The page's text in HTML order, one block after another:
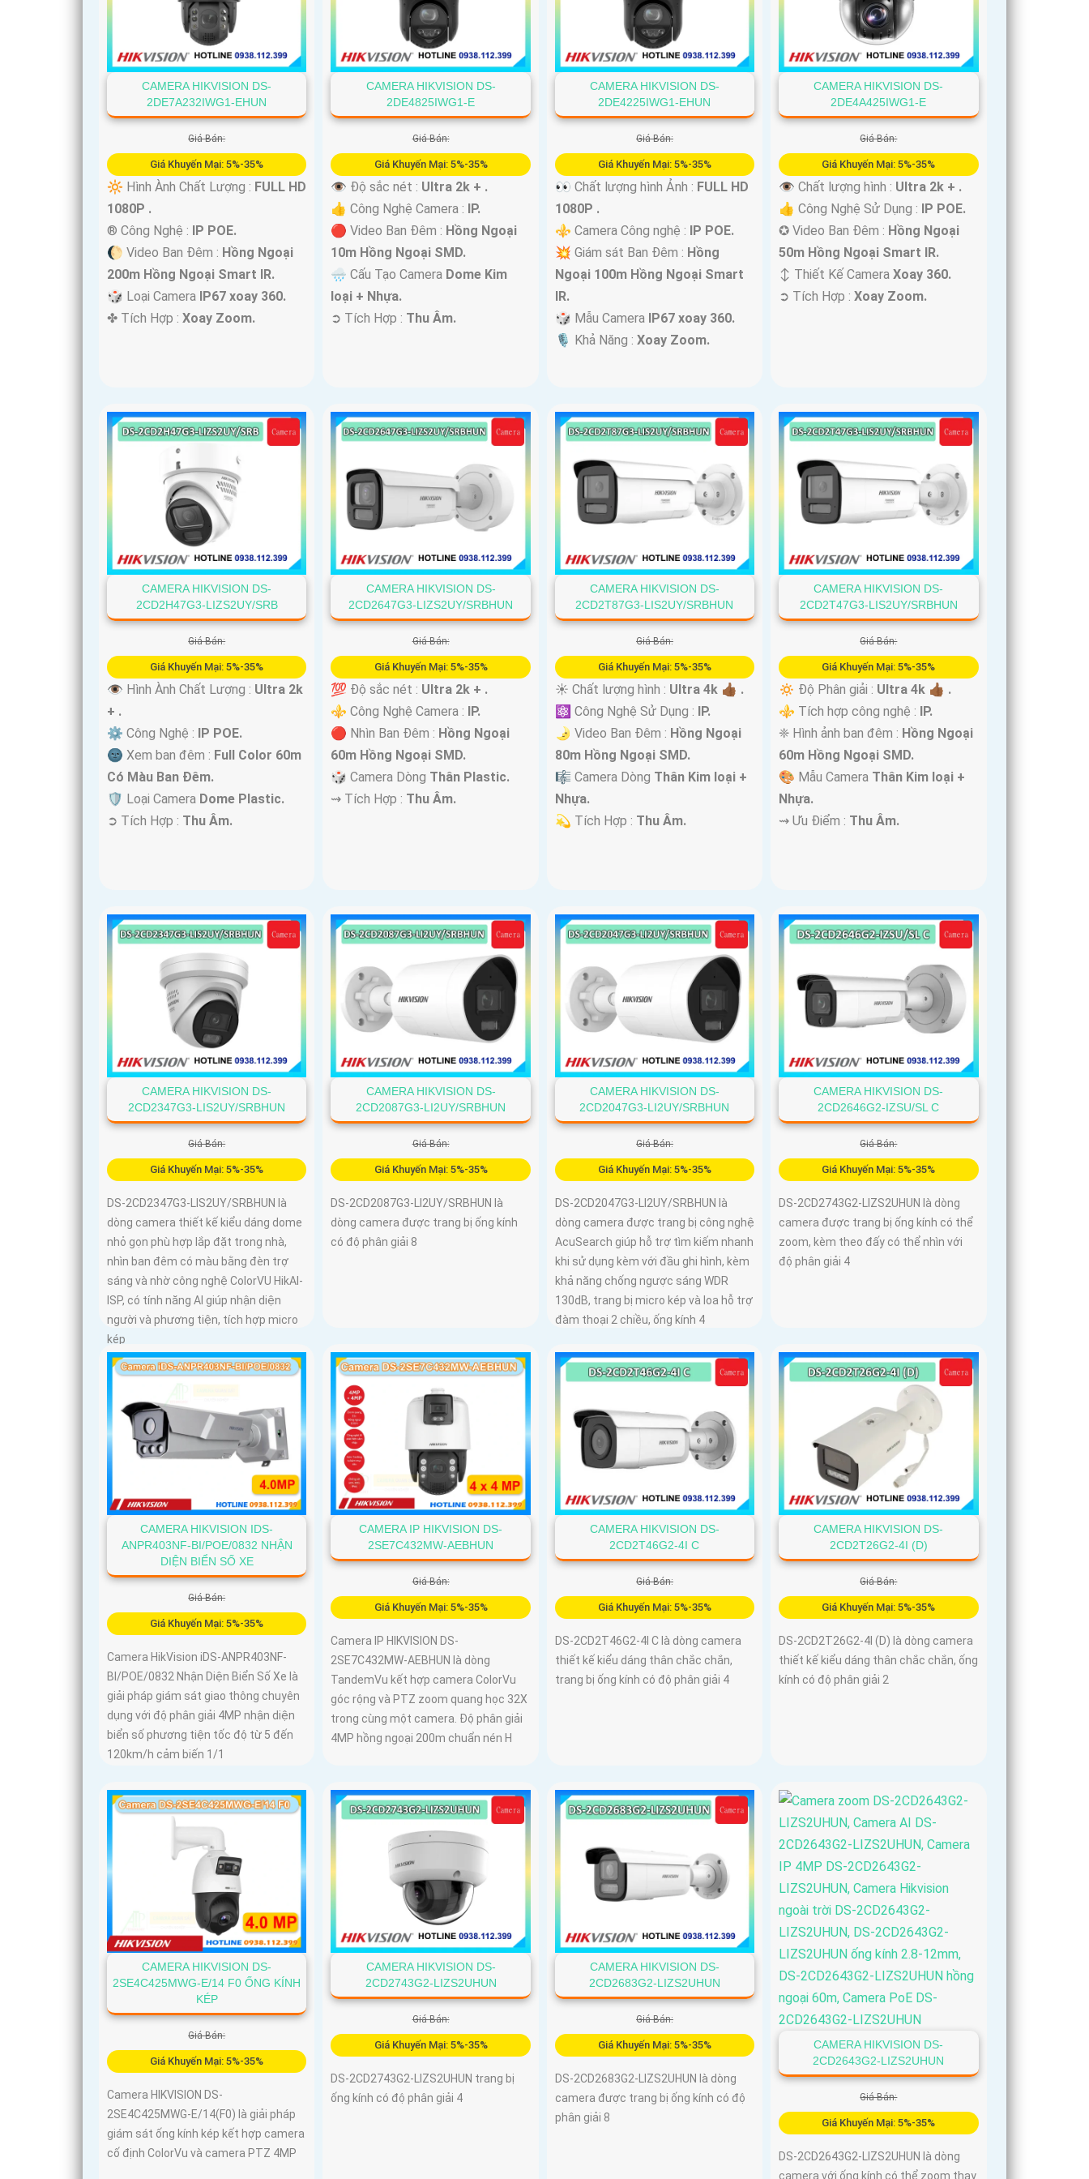
CAMERA HIKVISION DS-
2DE7A232IWG1-EHUN
Giá Bán:
Giá Khuyến Mại: 5%-35%
🔆 Hình Ành Chất Lượng : FULL HD
1080P .
®️ Công Nghệ : IP POE.
🌔 Video Ban Đêm : Hồng Ngoại
200m Hồng Ngoại Smart IR.
🎲 Loại Camera IP67 xoay 360.
️✤ Tích Hợp : Xoay Zoom.
CAMERA HIKVISION DS-
2DE4825IWG1-E
Giá Bán:
Giá Khuyến Mại: 5%-35%
👁 Độ sắc nét : Ultra 2k + .
👍 Công Nghệ Camera : IP.
🔴 Video Ban Đêm : Hồng Ngoại
10m Hồng Ngoại SMD.
🌧️ Cấu Tạo Camera Dome Kim
loại + Nhựa.
️➲ Tích Hợp : Thu Âm.
CAMERA HIKVISION DS-
2DE4225IWG1-EHUN
Giá Bán:
Giá Khuyến Mại: 5%-35%
👀 Chất lượng hình Ảnh : FULL HD
1080P .
⚜️ Camera Công nghệ : IP POE.
💥 Giám sát Ban Đêm : Hồng
Ngoại 100m Hồng Ngoại Smart
IR.
🎲 Mẫu Camera IP67 xoay 360.
️🎙 Khả Năng : Xoay Zoom.
CAMERA HIKVISION DS-
2DE4A425IWG1-E
Giá Bán:
Giá Khuyến Mại: 5%-35%
👁 Chất lượng hình : Ultra 2k + .
👍 Công Nghệ Sử Dụng : IP POE.
✪ Video Ban Đêm : Hồng Ngoại
50m Hồng Ngoại Smart IR.
↕️ Thiết Kế CameraXoay 360.
️➲ Tích Hợp :Xoay Zoom.
CAMERA HIKVISION DS-
2CD2H47G3-LIZS2UY/SRB
Giá Bán:
Giá Khuyến Mại: 5%-35%
👁 Hình Ành Chất Lượng : Ultra 2k
+ .
⚙ Công Nghệ : IP POE.
🌚 Xem ban đêm : Full Color 60m
Có Màu Ban Ðêm.
🛡 Loại Camera Dome Plastic.
️➲ Tích Hợp : Thu Âm.
CAMERA HIKVISION DS-
2CD2647G3-LIZS2UY/SRBHUN
Giá Bán:
Giá Khuyến Mại: 5%-35%
💯 Độ sắc nét : Ultra 2k + .
⚜️ Công Nghệ Camera : IP.
🔴 Nhìn Ban Đêm : Hồng Ngoại
60m Hồng Ngoại SMD.
🎲 Camera Dòng Thân Plastic.
️⇝ Tích Hợp : Thu Âm.
CAMERA HIKVISION DS-
2CD2T87G3-LIS2UY/SRBHUN
Giá Bán:
Giá Khuyến Mại: 5%-35%
☀️ Chất lượng hình : Ultra 4k 👍🏾 .
⚛️ Công Nghệ Sử Dụng : IP.
🌛 Video Ban Đêm : Hồng Ngoại
80m Hồng Ngoại SMD.
🎼️ Camera Dòng Thân Kim loại +
Nhựa.
️💫 Tích Hợp : Thu Âm.
CAMERA HIKVISION DS-
2CD2T47G3-LIS2UY/SRBHUN
Giá Bán:
Giá Khuyến Mại: 5%-35%
🔅 Độ Phân giải : Ultra 4k 👍🏾 .
⚜️ Tích hợp công nghệ : IP.
❈ Hình ảnh ban đêm : Hồng Ngoại
60m Hồng Ngoại SMD.
🎨 Mẫu Camera Thân Kim loại +
Nhựa.
️⇝ Ưu Điểm : Thu Âm.
CAMERA HIKVISION DS-
2CD2347G3-LIS2UY/SRBHUN
Giá Bán:
Giá Khuyến Mại: 5%-35%
DS-2CD2347G3-LIS2UY/SRBHUN là
dòng camera thiết kế kiểu dáng dome
nhỏ gọn phù hợp lắp đặt trong nhà,
nhìn ban đêm có màu bằng đèn trợ
sáng và nhờ công nghệ ColorVU HikAI-
ISP, có tính năng AI giúp nhận diện
người và phương tiện, tích hợp micro
kép
CAMERA HIKVISION DS-
2CD2087G3-LI2UY/SRBHUN
Giá Bán:
Giá Khuyến Mại: 5%-35%
DS-2CD2087G3-LI2UY/SRBHUN là
dòng camera được trang bị ống kính
có độ phân giải 8
CAMERA HIKVISION DS-
2CD2047G3-LI2UY/SRBHUN
Giá Bán:
Giá Khuyến Mại: 5%-35%
DS-2CD2047G3-LI2UY/SRBHUN là
dòng camera được trang bị công nghệ
AcuSearch giúp hỗ trợ tìm kiếm nhanh
khi sử dụng kèm với đầu ghi hình, kèm
khả năng chống ngược sáng WDR
130dB, trang bị micro kép và loa hỗ trợ
đàm thoại 2 chiều, ống kính 4
CAMERA HIKVISION DS-
2CD2646G2-IZSU/SL C
Giá Bán:
Giá Khuyến Mại: 5%-35%
DS-2CD2743G2-LIZS2UHUN là dòng
camera được trang bị ống kính có thể
zoom, kèm theo đấy có thể nhìn với
độ phân giải 4
CAMERA HIKVISION IDS-
ANPR403NF-BI/POE/0832 NHẬN
DIỆN BIỂN SỐ XE
Giá Bán:
Giá Khuyến Mại: 5%-35%
Camera HikVision iDS-ANPR403NF-
BI/POE/0832 Nhận Diện Biển Số Xe là
giải pháp giám sát giao thông chuyên
dụng với độ phân giải 4MP nhận diện
biển số phương tiện tốc độ từ 5 đến
120km/h cảm biến 1/1
CAMERA IP HIKVISION DS-
2SE7C432MW-AEBHUN
Giá Bán:
Giá Khuyến Mại: 5%-35%
Camera IP HIKVISION DS-
2SE7C432MW-AEBHUN là dòng
TandemVu kết hợp camera ColorVu
góc rộng và PTZ zoom quang học 32X
trong cùng một camera. Độ phân giải
4MP hồng ngoại 200m chuẩn nén H
CAMERA HIKVISION DS-
2CD2T46G2-4I C
Giá Bán:
Giá Khuyến Mại: 5%-35%
DS-2CD2T46G2-4I C là dòng camera
thiết kế kiểu dáng thân chắc chắn,
trang bị ống kính có độ phân giải 4
CAMERA HIKVISION DS-
2CD2T26G2-4I (D)
Giá Bán:
Giá Khuyến Mại: 5%-35%
DS-2CD2T26G2-4I (D) là dòng camera
thiết kế kiểu dáng thân chắc chắn, ống
kính có độ phân giải 2
CAMERA HIKVISION DS-
2SE4C425MWG-E/14 F0 ỐNG KÍNH
KÉP
Giá Bán:
Giá Khuyến Mại: 5%-35%
Camera HIKVISION DS-
2SE4C425MWG-E/14(F0) là giải pháp
giám sát ống kính kép kết hợp camera
cố định ColorVu và camera PTZ 4MP
CAMERA HIKVISION DS-
2CD2743G2-LIZS2UHUN
Giá Bán:
Giá Khuyến Mại: 5%-35%
DS-2CD2743G2-LIZS2UHUN trang bị
ống kính có độ phân giải 4
CAMERA HIKVISION DS-
2CD2683G2-LIZS2UHUN
Giá Bán:
Giá Khuyến Mại: 5%-35%
DS-2CD2683G2-LIZS2UHUN là dòng
camera được trang bị ống kính có độ
phân giải 8
CAMERA HIKVISION DS-
2CD2643G2-LIZS2UHUN
Giá Bán:
Giá Khuyến Mại: 5%-35%
DS-2CD2643G2-LIZS2UHUN là dòng
camera với ống kính có thể zoom thay